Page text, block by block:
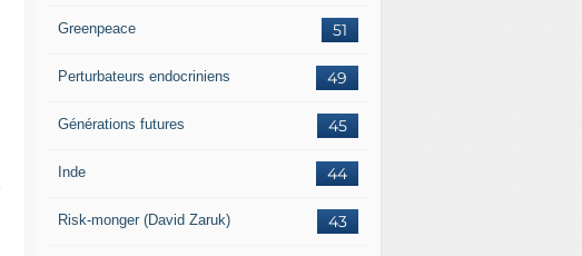
51
Greenpeace
49
Perturbateurs endocriniens
45
Générations futures
44
Inde
43
Risk-monger (David Zaruk)